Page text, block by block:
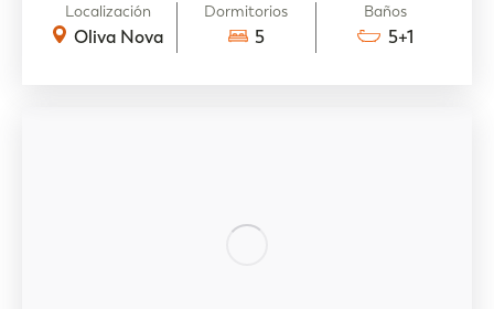
Localización
Oliva Nova
Dormitorios
5
Baños
5+1